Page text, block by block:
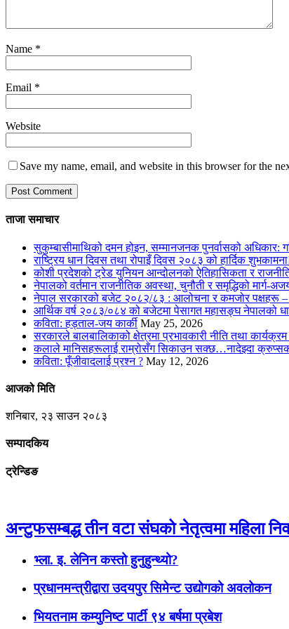
Name *
Email *
Website
Save my name, email, and website in this browser for the
ताजा समाचार
सुकुम्बासीमाथिको दमन होइन, सम्मानजनक पुनर्वासको अधिकार:
राष्ट्रिय धान दिवस तथा रोपाइँ दिवस २०८३ को हार्दिक
कोशी प्रदेशको ट्रेड युनियन आन्दोलनको ऐतिहासिकता र
नेपालको वर्तमान राजनीतिक अवस्था, चुनौती र समृद्धिको मार्ग-
नेपाल सरकारको बजेट २०८२/८३ : आलोचना र कमजोर पक्षहरू –
आर्थिक वर्ष २०८३/०८४ को बजेटमा पेसागत महासङ्घ नेपालको
कविता: हड्ताल-जय कार्की May 25, 2026
सरकारले बालबालिकाको क्षेत्रमा प्रभावकारी नीति तथा
कलाले मानिसहरूलाई राम्रोसँग सिकाउन सक्छ…नादेझ्दा
कविता: पूँजीवादलाई प्रश्न ? May 12, 2026
आजको मिति
शनिबार, २३ साउन २०८३
सम्पादकिय
ट्रेन्डिङ
अन्टुफसम्बद्ध तीन वटा संघको नेतृत्वमा महिला
भ्ला. इ. लेनिन कस्तो हुनुहुन्थ्यो?
प्रधानमन्त्रीद्वारा उदयपुर सिमेन्ट उद्योगको अवलोकन
भियतनाम कम्युनिष्ट पार्टी ९४ बर्षमा प्रबेश